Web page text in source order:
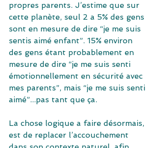
propres parents. J’estime que sur
cette planète, seul 2 a 5% des gens
sont en mesure de dire “je me suis
sentis aimé enfant”. 15% environ
des gens étant probablement en
mesure de dire “je me suis senti
émotionnellement en sécurité avec
mes parents”, mais “je me suis senti
aimé”...pas tant que ça.
La chose logique a faire désormais,
est de replacer l’accouchement